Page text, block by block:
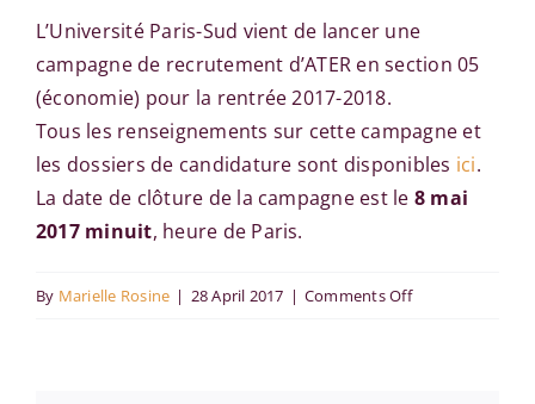
L’Université Paris-Sud vient de lancer une
campagne de recrutement d’ATER en section 05
(économie) pour la rentrée 2017-2018.
Tous les renseignements sur cette campagne et
les dossiers de candidature sont disponibles ici.
La date de clôture de la campagne est le 8 mai
2017 minuit, heure de Paris.
By Marielle Rosine | 28 April 2017 | Comments Offon